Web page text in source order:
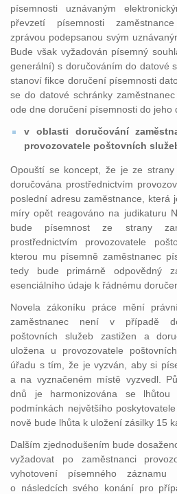
písemnosti uznávaným
převzetí písemnosti
zprávou podepsanou svým
Bude však vyžadován písemný
generální) s doručováním do datové
stanoví fikce doručení písemnosti
se do datové schránky
ode dne doručení písemnosti do jeho
v oblasti doručování
provozovatele poštovních
Opouští se koncept, že je ze strany
doručována prostřednictvím
poslední adresu zaměstnance, která
míry opět reagováno na judikaturu
bude písemnost ze strany
prostřednictvím provozovatele
kterou mu písemně zaměstnanec
tedy bude primárně odpovědný
esenciálního údaje k řádnému
Novela zákoníku práce mění
zaměstnanec není v případě
poštovních služeb zastižen a
uložena u provozovatele
úřadu s tím, že je vyzván, aby si
a na vyznačeném místě vyzvedl.
dnů je harmonizována se lhůtou
podmínkách největšího
nově bude lhůta k uložení zásilky 15
Dalším zjednodušením bude
vyžadovat po zaměstnanci
vyhotovení písemného
o následcích svého konání pro